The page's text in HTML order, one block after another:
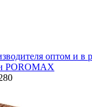
оптом и в
POROMAX